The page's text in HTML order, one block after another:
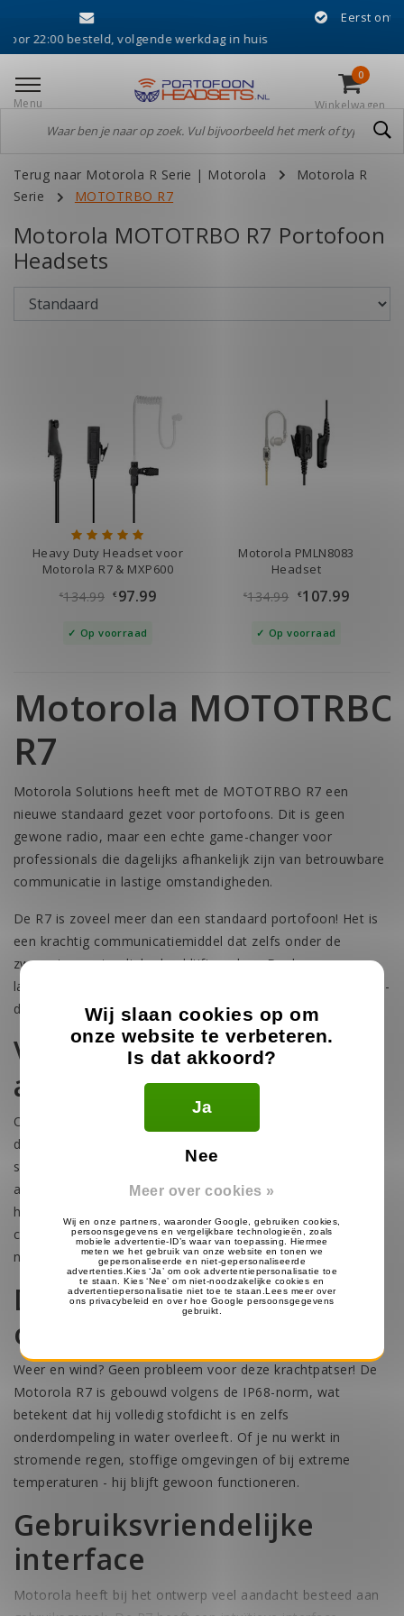
volgende werkdag in huis
Eerst ontvangen, dan
Menu
0
Winkelwagen
Terug naar Motorola R Serie | Motorola
Motorola R
Serie
MOTOTRBO R7
Motorola MOTOTRBO R7 Portofoon
Headsets
Heavy Duty Headset voor
Motorola R7 & MXP600
€134.99 €97.99
Op voorraad
Motorola PMLN8083
Headset
€134.99 €107.99
Op voorraad
Motorola MOTOTRBO
R7
Motorola Solutions heeft met de MOTOTRBO R7 een
nieuwe standaard gezet voor portofoons. Dit is geen
gewone radio, maar een echte game-changer voor
professionals die dagelijks afhankelijk zijn van betrouwbare
communicatie in lastige omstandigheden.
De R7 is zoveel meer dan een standaard portofoon! Het is
een krachtig communicatiemiddel dat zelfs onder de
zwaarste omstandigheden blijft werken. Denk aan een
lawaaierige bouwplaats of een druk beveiligingsevenement -
deze portofoon laat je nooit in de steek.
Verbeterde
audiokwaliteit
Ooit geprobeerd te communiceren terwijl je omringd wordt
door lawaai? Frustrerend, toch? De R7 lost dit op met
slimme ruisonderdrukkingstechnologie die
achtergrondgeluiden wegfiltert. Zo blijven je berichten altijd
helder, zelfs in de meest rumoerige omgevingen. Je
collega's horen je luid en duidelijk, precies wanneer het
nodig is.
Duurzaam en robuust
ontwerp
Weer en wind? Geen probleem voor deze krachtpatser! De
Motorola R7 is gebouwd volgens de IP68-norm, wat
betekent dat hij volledig stofdicht is en zelfs
onderdompeling in water overleeft. Of je nu werkt in
stromende regen, stoffige omgevingen of bij extreme
temperaturen - hij blijft gewoon functioneren.
Gebruiksvriendelijke
interface
Motorola heeft bij het ontwerp veel aandacht besteed aan
Wij slaan cookies op om
onze website te verbeteren.
Is dat akkoord?
Ja
Nee
Meer over cookies »